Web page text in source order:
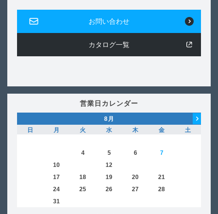
お問い合わせ
カタログ一覧
営業日カレンダー
8月
日
月 火 水 木 金
土
4 5 6 7
10 12
17 18 19 20 21
24 25 26 27 28
31